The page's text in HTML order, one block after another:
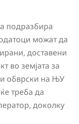
подразбира
можат да
доставени
во земјата за
обврски на ЊУ
треба да
доколку